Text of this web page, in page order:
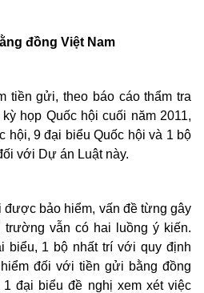
đồng Việt Nam
tiền gửi, theo báo cáo thẩm tra
họp Quốc hội cuối năm 2011,
hội, 9 đại biểu Quốc hội và 1 bộ
với Dự án Luật này.
bảo hiểm, vấn đề từng gây
vẫn có hai luồng ý kiến.
biểu, 1 bộ nhất trí với quy định
đối với tiền gửi bằng đồng
đại biểu đề nghị xem xét việc